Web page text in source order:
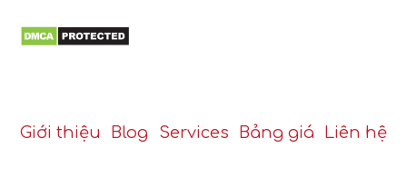
Giới thiệu Blog Services Bảng giá Liên hệ